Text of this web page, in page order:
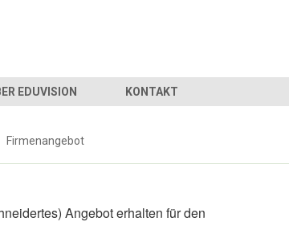
EDUVISION KONTAKT
Firmenangebot
Angebot erhalten für den